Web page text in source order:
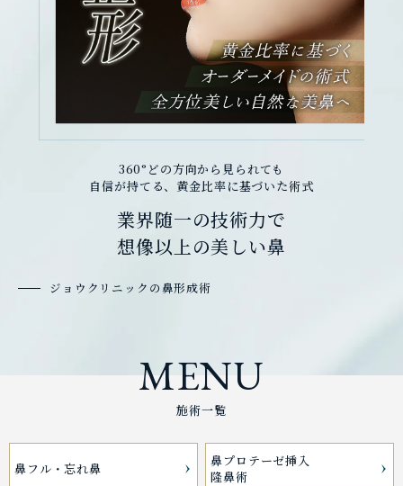
360°どの方向から見られても
自信が持てる、黄金比率に基づいた術式
業界随一の技術力で
想像以上の美しい鼻
ジョウクリニックの鼻形成術
MENU
施術一覧
鼻フル・忘れ鼻
鼻プロテーゼ挿入
隆鼻術